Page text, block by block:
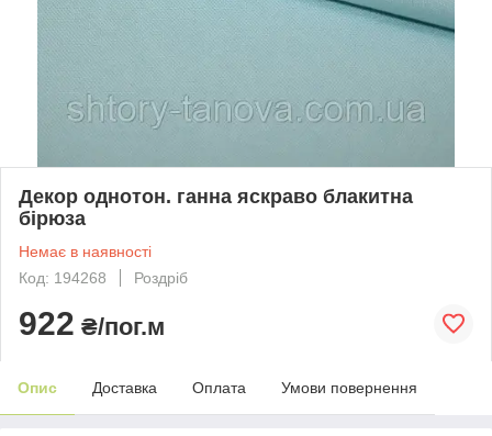
Декор однотон. ганна яскраво блакитна
бірюза
Немає в наявності
Код: 194268
Роздріб
922 ₴/пог.м
Опис Доставка Оплата Умови повернення